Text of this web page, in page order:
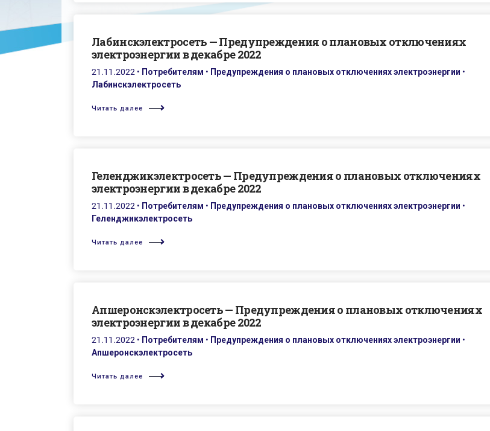
Лабинскэлектросеть — Предупреждения о плановых отключениях
электроэнергии в декабре 2022
21.11.2022 • Потребителям • Предупреждения о плановых отключениях электроэнергии •
Лабинскэлектросеть
Читать далее
Геленджикэлектросеть — Предупреждения о плановых отключениях
электроэнергии в декабре 2022
21.11.2022 • Потребителям • Предупреждения о плановых отключениях электроэнергии •
Геленджикэлектросеть
Читать далее
Апшеронскэлектросеть — Предупреждения о плановых отключениях
электроэнергии в декабре 2022
21.11.2022 • Потребителям • Предупреждения о плановых отключениях электроэнергии •
Апшеронскэлектросеть
Читать далее